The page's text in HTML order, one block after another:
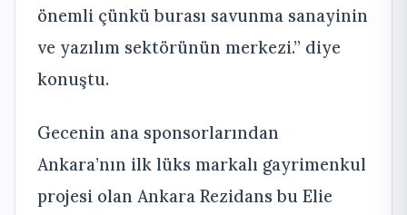
önemli çünkü burası savunma sanayinin
ve yazılım sektörünün merkezi.” diye
konuştu.
Gecenin ana sponsorlarından
Ankara’nın ilk lüks markalı gayrimenkul
projesi olan Ankara Rezidans bu Elie